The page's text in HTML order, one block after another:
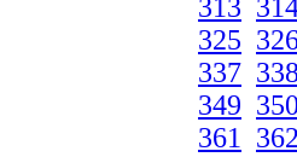
313
325
337
349
361